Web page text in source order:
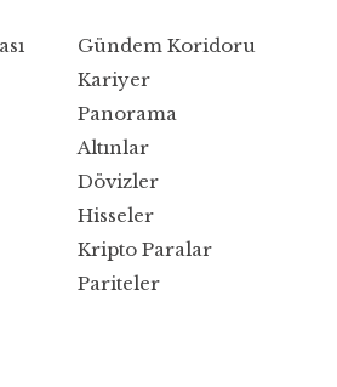
Gündem Koridoru
Kariyer
Panorama
Altınlar
Dövizler
Hisseler
Kripto Paralar
Pariteler